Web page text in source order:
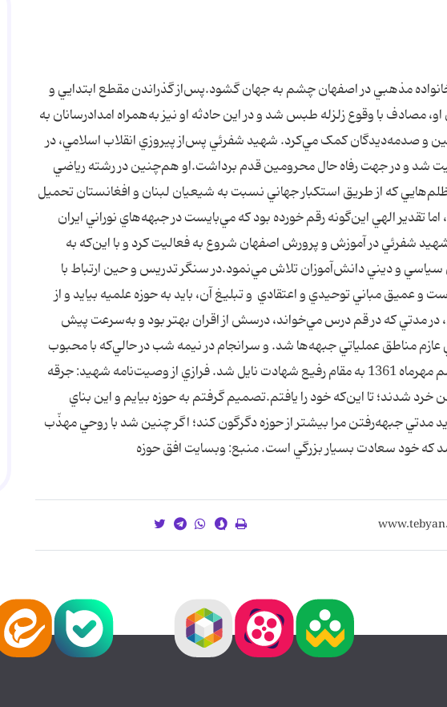
سال 1339شمسي در خانواده مذهبي در اصفهان چشم به جهان گشود.پس‌از گذراندن مقطع ابتدايي و
مصادف با وقوع زلزله طبس شد و در اين حادثه او نيز به‌همراه امدادرسانان به
و صدمه‌ديدگان کمک مي‌کرد. شهيد شفرئي پس‌از پيروزي انقلاب اسلامي، در
شد و در جهت رفاه حال محرومين قدم برداشت.او هم‌چنين در رشته رياضي
که از طريق استکبار جهاني نسبت به شيعيان لبنان و افغانستان تحميل
تقدير الهي اين‌گونه رقم خورده بود که مي‌بايست در جبهه‌هاي نوراني ايران
شفرئي در آموزش و پرورش اصفهان شروع به فعاليت کرد و با اين‌که به
و ديني دانش‌آموزان تلاش مي‌نمود.در سنگر تدريس و حين ارتباط با
عميق مباني توحيدي و اعتقادي و تبليغ آن، ‌بايد به حوزه علميه بيايد و از
در مدتي که در قم درس مي‌خواند، درسش از اقران بهتر بود و به‌سرعت پيش
مناطق عملياتي جبهه‌ها شد. و سرانجام در نيمه شب در حالي‌که با محبوب
خويش به نجواي شبانه مشغول بود، در تاريخ ششم مهرماه 1361 به مقام رفيع شهادت نايل شد. فرازي از وصيت‌نامه شهيد: جرقه
شدند؛ تا اين‌که خود را يافتم.تصميم گرفتم به حوزه بيايم و اين بناي
مدتي جبهه‌رفتن مرا بيشتر از حوزه دگرگون کند؛ اگر چنين شد با روحي مهذّب
خود سعادت بسيار بزرگي است. منبع: وبسایت افق حوزه